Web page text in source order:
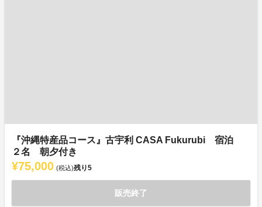
『沖縄特産品コース』古宇利 CASA Fukurubi 宿泊
２名 朝夕付き
¥75,000 (税込)残り5
販売終了